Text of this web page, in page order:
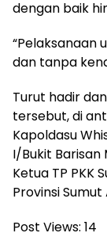
dengan baik
“Pelaksanaan
dan tanpa
Turut hadir
tersebut, di
Kapoldasu
I/Bukit Barisan
Ketua TP PKK
Provinsi
Post Views: 14